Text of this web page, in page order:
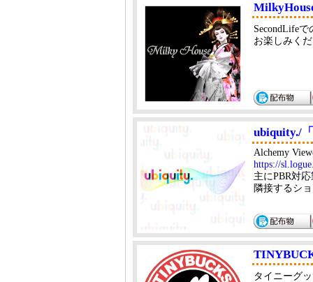
SecondLife
お楽しみく
ubiquity./
Alchemy
https://
主にPBR対
隣接するシ
タイニーグ